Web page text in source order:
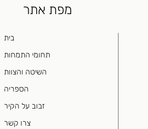
מפת אתר
בית
תחומי התמחות
השיטה והצוות
הספריה
זבוב על הקיר
צרו קשר